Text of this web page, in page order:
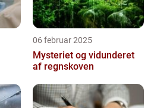
06 februar 2025
Mysteriet og vidunderet
af regnskoven